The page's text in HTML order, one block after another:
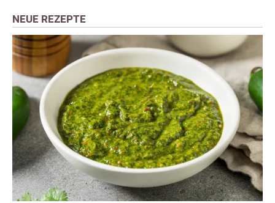
NEUE REZEPTE